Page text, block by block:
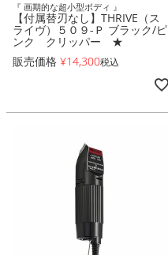
『 画期的な超小型ボディ 』
【付属替刃なし】THRIVE（ス
ライヴ）５０９-Ｐ ブラック/ピ
ンク クリッパー ★
販売価格 ¥14,300税込